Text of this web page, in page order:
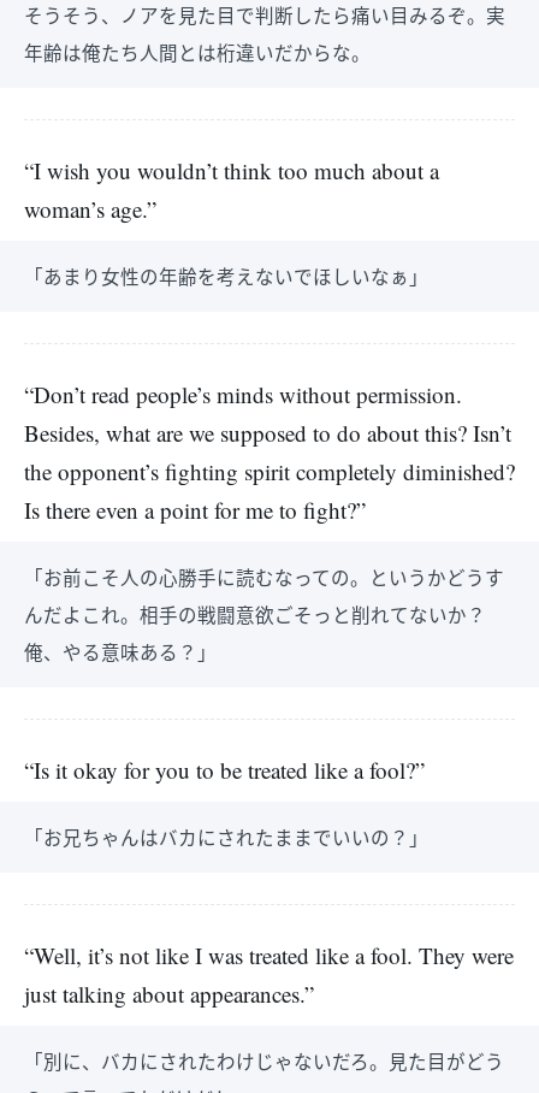
そうそう、ノアを見た目で判断したら痛い目みるぞ。実
年齢は俺たち人間とは桁違いだからな。
“I wish you wouldn’t think too much about a
woman’s age.”
「あまり女性の年齢を考えないでほしいなぁ」
“Don’t read people’s minds without permission.
Besides, what are we supposed to do about this? Isn’t
the opponent’s fighting spirit completely diminished?
Is there even a point for me to fight?”
「お前こそ人の心勝手に読むなっての。というかどうす
んだよこれ。相手の戦闘意欲ごそっと削れてないか？
俺、やる意味ある？」
“Is it okay for you to be treated like a fool?”
「お兄ちゃんはバカにされたままでいいの？」
“Well, it’s not like I was treated like a fool. They were
just talking about appearances.”
「別に、バカにされたわけじゃないだろ。見た目がどう